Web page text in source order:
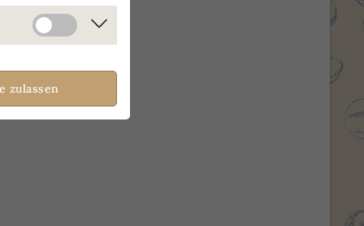
zulassen